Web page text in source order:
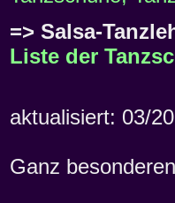
=> Salsa-
Liste der
aktualisiert: 03/
Ganz